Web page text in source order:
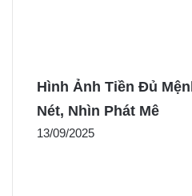
Hình Ảnh Tiền Đủ
Nét, Nhìn Phát Mê
13/09/2025